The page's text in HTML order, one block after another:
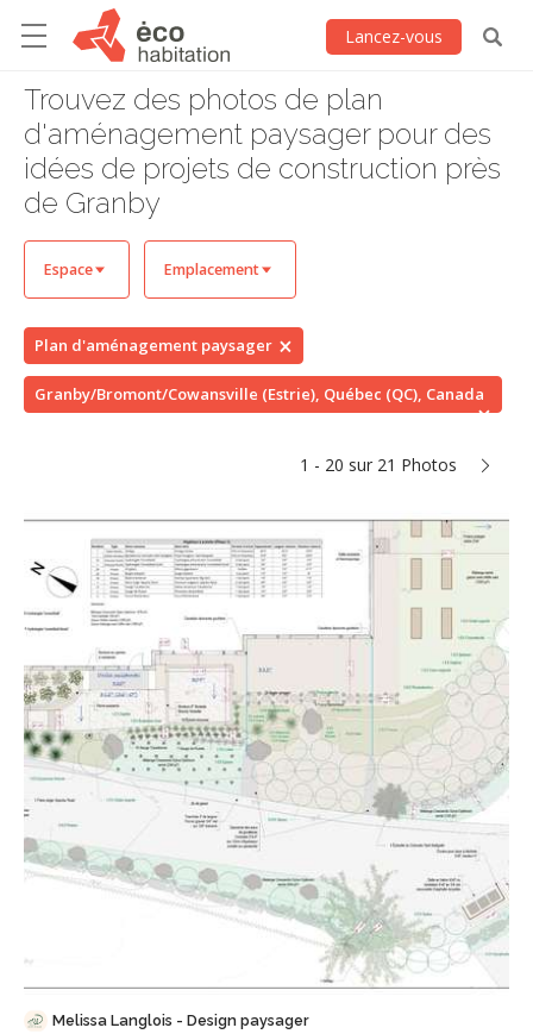
Lancez-vous
Trouvez des photos de plan
d'aménagement paysager pour des
idées de projets de construction près
de Granby
Espace Emplacement
Plan d'aménagement paysager
Granby/Bromont/Cowansville (Estrie), Québec (QC), Canada
1 - 20 sur 21 Photos
Sauvegarder
Melissa Langlois - Design paysager